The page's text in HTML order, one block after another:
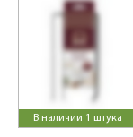
В наличии 1 штука